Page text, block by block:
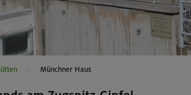
Münchner Haus